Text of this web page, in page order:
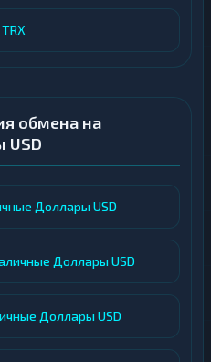
обмена на
USD
Доллары USD
Доллары USD
Доллары USD